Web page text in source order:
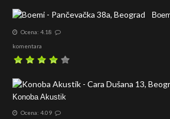
Ocena: 4.18
komentara
Konoba Akustik
Ocena: 4.09